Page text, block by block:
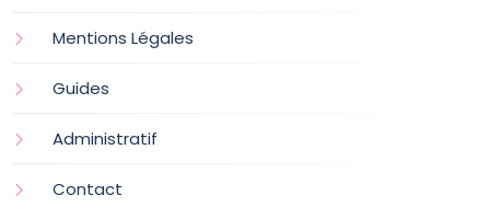
Mentions Légales
Guides
Administratif
Contact